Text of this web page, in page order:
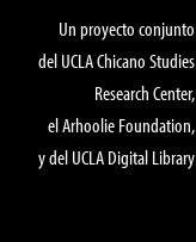
Un proyecto conjunto
del UCLA Chicano Studies
Research Center,
el Arhoolie Foundation,
y del UCLA Digital Library